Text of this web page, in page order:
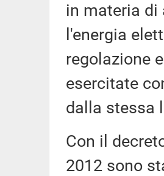
in materia di
l'energia
regolazione
esercitate
dalla stessa
Con il
2012 sono